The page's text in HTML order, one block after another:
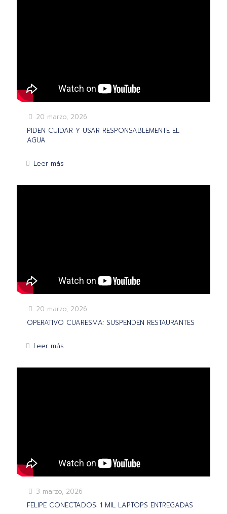
20 marzo, 2026
PIDEN CUIDAR Y USAR RESPONSABLEMENTE EL
AGUA
Leer más
20 marzo, 2026
OPERATIVO CUARESMA: SUSPENDEN RESTAURANTES
Leer más
3 marzo, 2026
FELIPE CONECTADOS: 1 MIL LAPTOPS ENTREGADAS